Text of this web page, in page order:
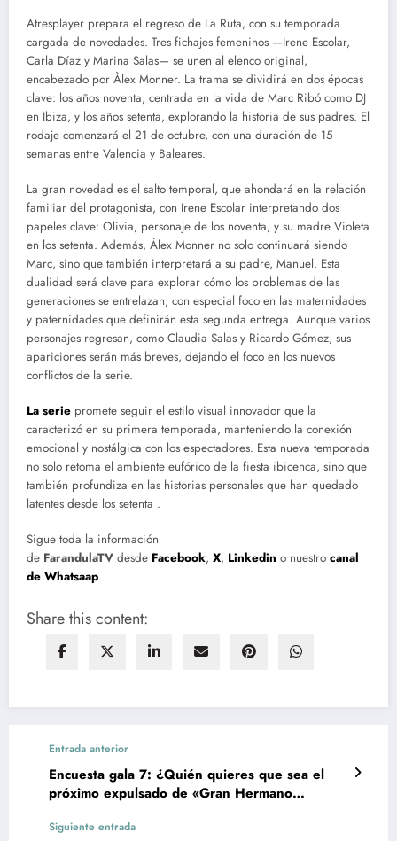
Atresplayer prepara el regreso de La Ruta, con su temporada
cargada de novedades. Tres fichajes femeninos —Irene Escolar,
Carla Díaz y Marina Salas— se unen al elenco original,
encabezado por Àlex Monner. La trama se dividirá en dos épocas
clave: los años noventa, centrada en la vida de Marc Ribó como DJ
en Ibiza, y los años setenta, explorando la historia de sus padres. El
rodaje comenzará el 21 de octubre, con una duración de 15
semanas entre Valencia y Baleares.
La gran novedad es el salto temporal, que ahondará en la relación
familiar del protagonista, con Irene Escolar interpretando dos
papeles clave: Olivia, personaje de los noventa, y su madre Violeta
en los setenta. Además, Àlex Monner no solo continuará siendo
Marc, sino que también interpretará a su padre, Manuel. Esta
dualidad será clave para explorar cómo los problemas de las
generaciones se entrelazan, con especial foco en las maternidades
y paternidades que definirán esta segunda entrega. Aunque varios
personajes regresan, como Claudia Salas y Ricardo Gómez, sus
apariciones serán más breves, dejando el foco en los nuevos
conflictos de la serie.
La serie promete seguir el estilo visual innovador que la
caracterizó en su primera temporada, manteniendo la conexión
emocional y nostálgica con los espectadores. Esta nueva temporada
no solo retoma el ambiente eufórico de la fiesta ibicenca, sino que
también profundiza en las historias personales que han quedado
latentes desde los setenta .
Sigue toda la información
de FarandulaTV desde Facebook, X, Linkedin o nuestro canal
de Whatsaap
Share this content:
Entrada anterior
Encuesta gala 7: ¿Quién quieres que sea el
próximo expulsado de «Gran Hermano
Siguiente entrada